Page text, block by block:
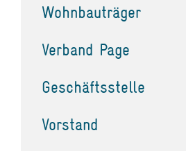
Wohnbauträger
Verband Page
Geschäftsstelle
Vorstand